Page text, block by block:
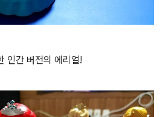
인간 버전의 에리얼!